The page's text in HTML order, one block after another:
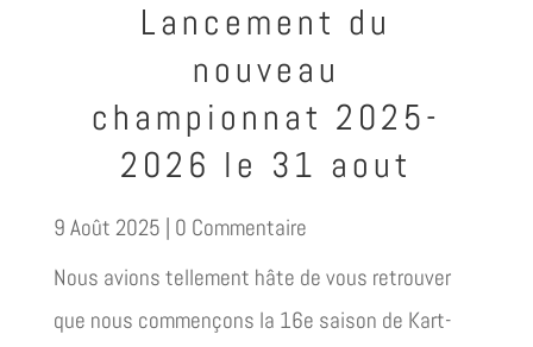
Lancement du
nouveau
championnat 2025-
2026 le 31 aout
9 Août 2025 | 0 Commentaire
Nous avions tellement hâte de vous retrouver
que nous commençons la 16e saison de Kart-